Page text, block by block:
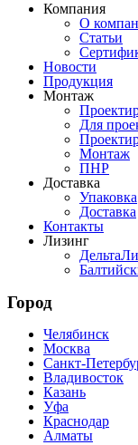
Компания
О
Статьи
Новости
Продукция
Монтаж
Для
Монтаж
ПНР
Доставка
Упаковка
Доставка
Контакты
Лизинг
Город
Челябинск
Москва
Санкт-
Владивосток
Казань
Уфа
Краснодар
Алматы